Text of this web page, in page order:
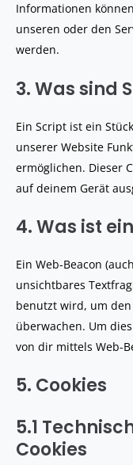
Informationen
unseren oder den
werden.
3. Was sind
Ein Script ist ein
unserer Website
ermöglichen. Dieser
auf deinem Gerät
4. Was ist
Ein Web-Beacon
unsichtbares
benutzt wird, um
überwachen. Um
von dir mittels Web-
5. Cookies
5.1
Cookies